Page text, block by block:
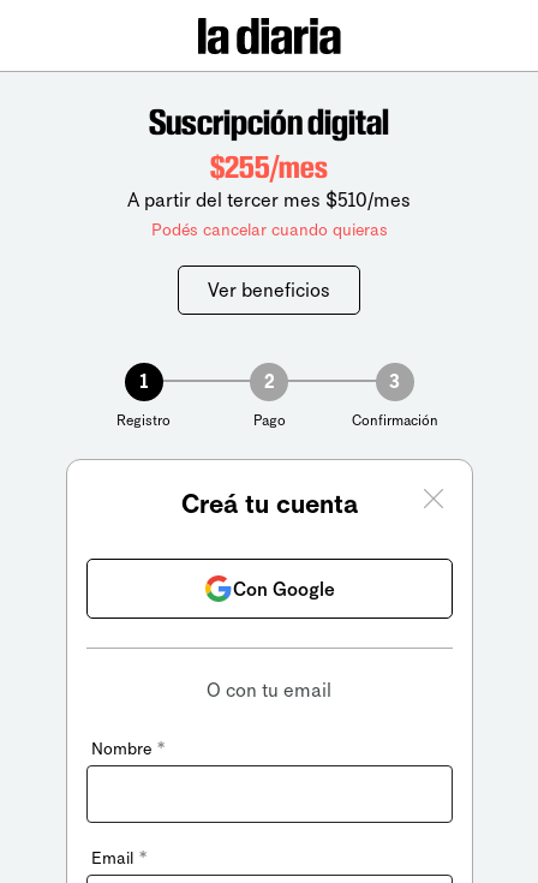
Suscripción digital
$255/mes
A partir del tercer mes $510/mes
Podés cancelar cuando quieras
Ver beneficios
1
Registro
2
Pago
3
Confirmación
Creá tu cuenta
Con Google
O con tu email
Nombre *
Email *